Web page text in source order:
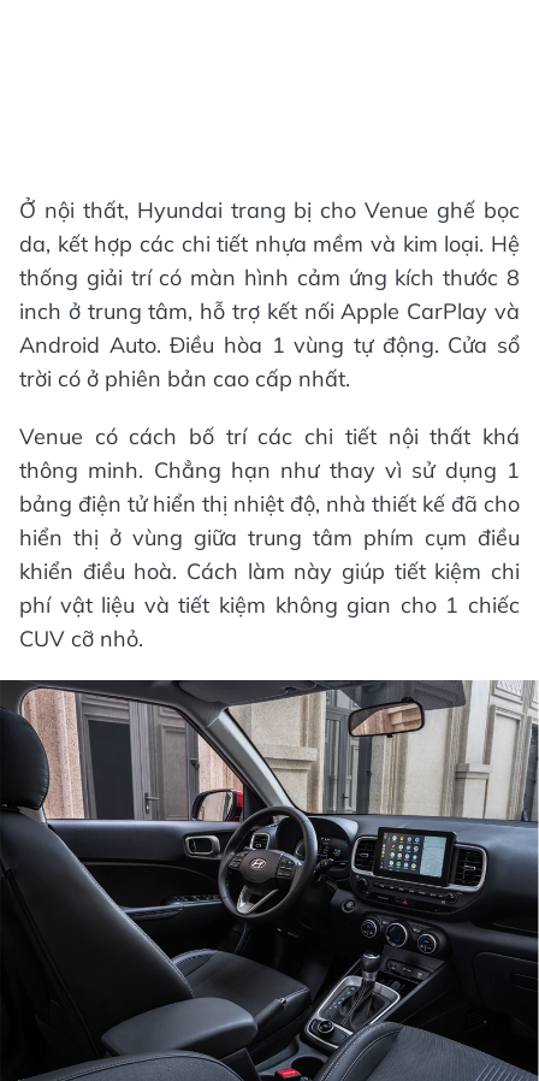
Ở nội thất, Hyundai trang bị cho Venue ghế bọc
da, kết hợp các chi tiết nhựa mềm và kim loại. Hệ
thống giải trí có màn hình cảm ứng kích thước 8
inch ở trung tâm, hỗ trợ kết nối Apple CarPlay và
Android Auto. Điều hòa 1 vùng tự động. Cửa sổ
trời có ở phiên bản cao cấp nhất.
Venue có cách bố trí các chi tiết nội thất khá
thông minh. Chẳng hạn như thay vì sử dụng 1
bảng điện tử hiển thị nhiệt độ, nhà thiết kế đã cho
hiển thị ở vùng giữa trung tâm phím cụm điều
khiển điều hoà. Cách làm này giúp tiết kiệm chi
phí vật liệu và tiết kiệm không gian cho 1 chiếc
CUV cỡ nhỏ.